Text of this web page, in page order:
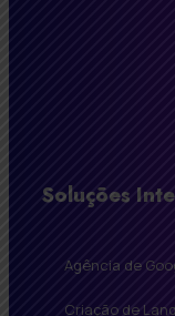
Soluções
Agência de
Criação de